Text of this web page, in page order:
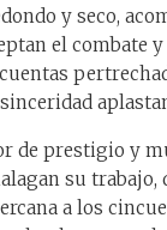
y seco,
el combate y
de prestigio y
su trabajo,
a los